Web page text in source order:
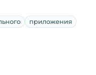
приложения